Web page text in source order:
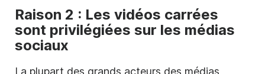
Raison 2 : Les vidéos carrées
sont privilégiées sur les médias
sociaux
La plupart des grands acteurs des médias